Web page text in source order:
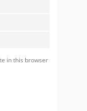
in this browser